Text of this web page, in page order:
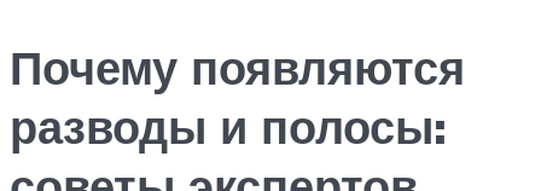
Почему появляются
разводы и полосы: